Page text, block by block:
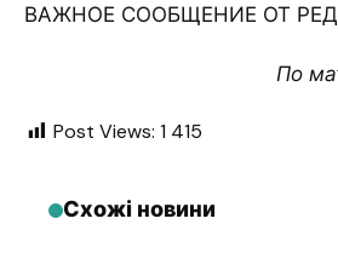
ВАЖНОЕ СООБЩЕНИЕ ОТ
По
Post Views: 1 415
Схожі новини